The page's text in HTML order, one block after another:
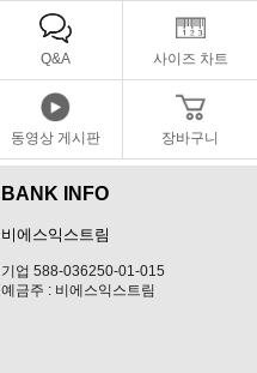
Q&A 사이즈 차트
동영상 게시판 장바구니
BANK INFO
비에스익스트림
기업 588-036250-01-015
예금주 : 비에스익스트림